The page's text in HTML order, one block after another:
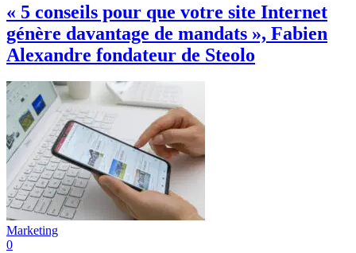
« 5 conseils pour que votre site Internet
génère davantage de mandats », Fabien
Alexandre fondateur de Steolo
Marketing
0